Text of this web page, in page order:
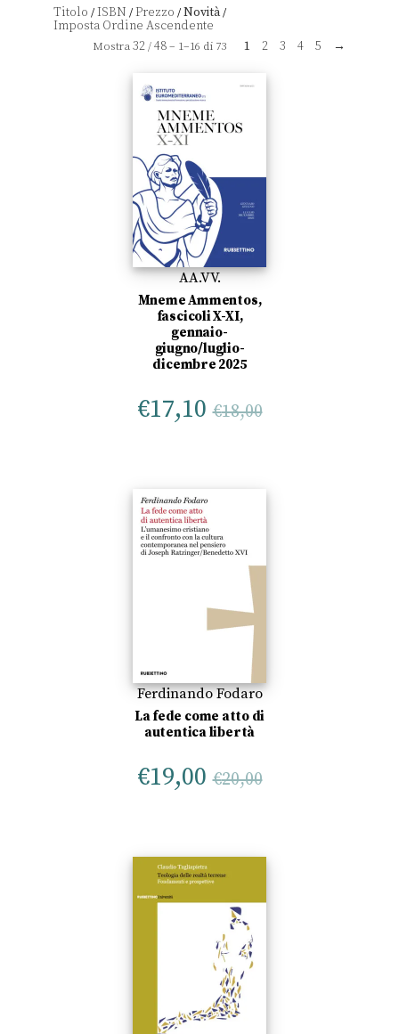
Titolo /ISBN /Prezzo /Novità/
Mostra32/48– 1–16 di 73 1 2 3 4 5 →
AA.VV.
Mneme Ammentos,
fascicoli X-XI,
gennaio-
giugno/luglio-
dicembre 2025
€17,10 €18,00
Ferdinando Fodaro
La fede come atto di
autentica libertà
€19,00 €20,00